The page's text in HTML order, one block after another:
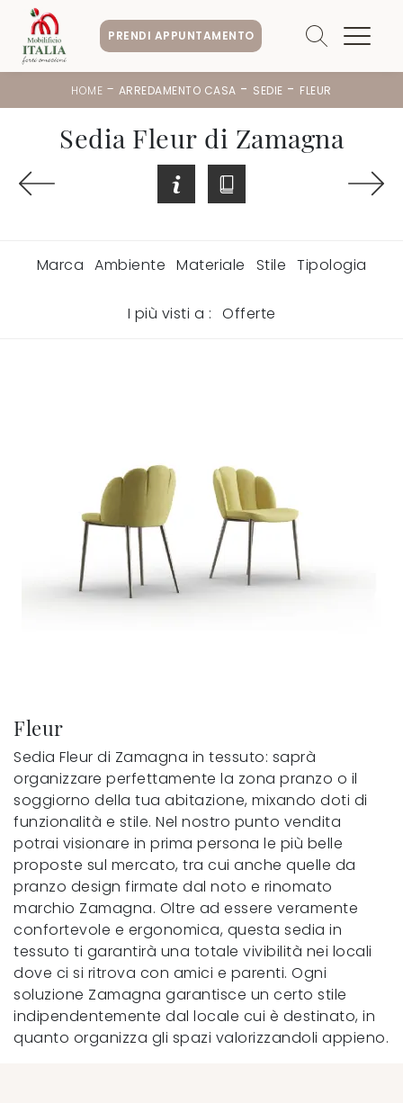
PRENDI APPUNTAMENTO
HOME - ARREDAMENTO CASA - SEDIE - FLEUR
Sedia Fleur di Zamagna
Marca Ambiente Materiale Stile Tipologia
I più visti a : Offerte
Fleur
Sedia Fleur di Zamagna in tessuto: saprà
organizzare perfettamente la zona pranzo o il
soggiorno della tua abitazione, mixando doti di
funzionalità e stile. Nel nostro punto vendita
potrai visionare in prima persona le più belle
proposte sul mercato, tra cui anche quelle da
pranzo design firmate dal noto e rinomato
marchio Zamagna. Oltre ad essere veramente
confortevole e ergonomica, questa sedia in
tessuto ti garantirà una totale vivibilità nei locali
dove ci si ritrova con amici e parenti. Ogni
soluzione Zamagna garantisce un certo stile
indipendentemente dal locale cui è destinato, in
quanto organizza gli spazi valorizzandoli appieno.